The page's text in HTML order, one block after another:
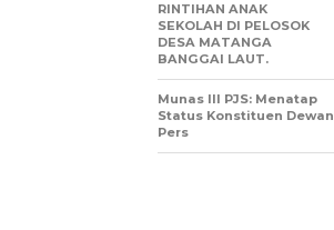
RINTIHAN ANAK
SEKOLAH DI PELOSOK
DESA MATANGA
BANGGAI LAUT.
Munas III PJS: Menatap
Status Konstituen Dewan
Pers